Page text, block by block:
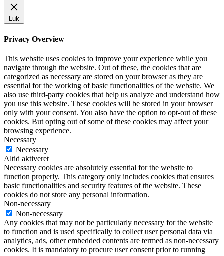
Luk
Privacy Overview
This website uses cookies to improve your experience while you
navigate through the website. Out of these, the cookies that are
categorized as necessary are stored on your browser as they are
essential for the working of basic functionalities of the website. We
also use third-party cookies that help us analyze and understand how
you use this website. These cookies will be stored in your browser
only with your consent. You also have the option to opt-out of these
cookies. But opting out of some of these cookies may affect your
browsing experience.
Necessary
Necessary
Altid aktiveret
Necessary cookies are absolutely essential for the website to
function properly. This category only includes cookies that ensures
basic functionalities and security features of the website. These
cookies do not store any personal information.
Non-necessary
Non-necessary
Any cookies that may not be particularly necessary for the website
to function and is used specifically to collect user personal data via
analytics, ads, other embedded contents are termed as non-necessary
cookies. It is mandatory to procure user consent prior to running